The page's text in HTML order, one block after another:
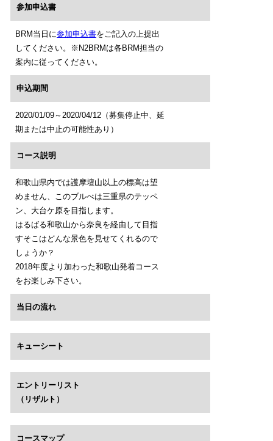
参加申込書
BRM当日に参加申込書をご記入の上提出
してください。※N2BRMは各BRM担当の
案内に従ってください。
申込期間
2020/01/09～2020/04/12（募集停止中、延
期または中止の可能性あり）
コース説明
和歌山県内では護摩壇山以上の標高は望
めません、このブルべは三重県のテッペ
ン、大台ケ原を目指します。
はるばる和歌山から奈良を経由して目指
すそこはどんな景色を見せてくれるので
しょうか？
2018年度より加わった和歌山発着コース
をお楽しみ下さい。
当日の流れ
キューシート
エントリーリスト
（リザルト）
コースマップ